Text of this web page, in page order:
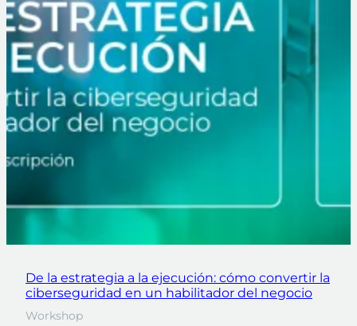
De la estrategia a la ejecución: cómo convertir la
ciberseguridad en un habilitador del negocio
Workshop